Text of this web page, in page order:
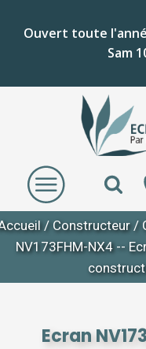
Ouvert toute
Sam
/ Constructeur /
NV173FHM-NX4 --
Ecran